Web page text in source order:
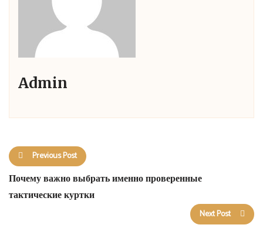
Admin
Previous Post
Почему важно выбрать именно проверенные
тактические куртки
Next Post